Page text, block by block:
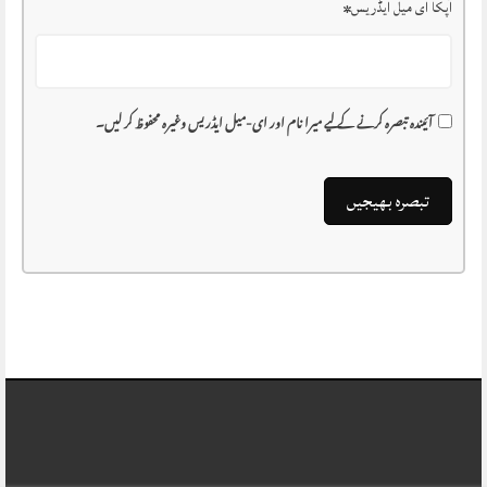
آپکا ای میل ایڈریس*
آئیندہ تبصرہ کرنے کے لیے میرا نام اور ای-میل ایڈریس وغیرہ محفوظ کر لیں۔